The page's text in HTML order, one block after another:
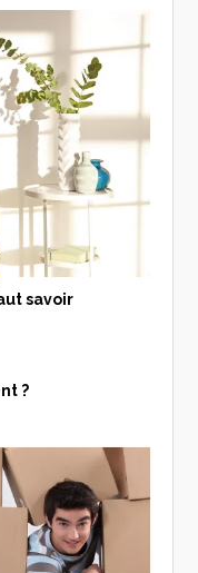
savoir
?